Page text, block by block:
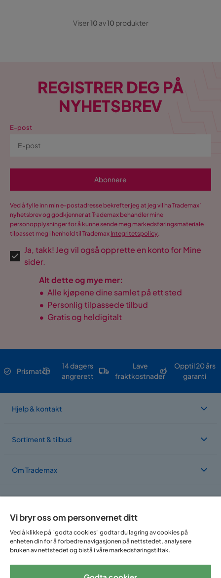
Viser10 av10 produkter
REGISTRER DEG PÅ
NYHETSBREV
E-post
Abonnere
Ved å fylle inn min e-postadresse bekrefter jeg at jeg vil ha Trademax’
nyhetsbrev og godkjenner at Trademax behandler mine
personopplysninger for å kunne sende meg markedsføringsmateriale
tilpasset meg i henhold til Trademax Integritetspolicy.
Ja, takk! Jeg vil også opprette en konto for Mine
sider.
Alt dette og mye mer:
• Alle kjøpene dine samlet på ett sted
• Personlig tilpassede tilbud
• Gratis og heldigitalt
Prismatch
14 dagers
angrerett
Lave
fraktkostnader
Opptil 20 års
garanti
Hjelp & kontakt
Sortiment & tilbud
Om Trademax
Vi bryr oss om personvernet ditt
Ved å klikke på "godta cookies" godtar du lagring av cookies på
enheten din for å forbedre navigasjonen på nettstedet, analysere
bruken av nettstedet og bistå i våre markedsføringstiltak.